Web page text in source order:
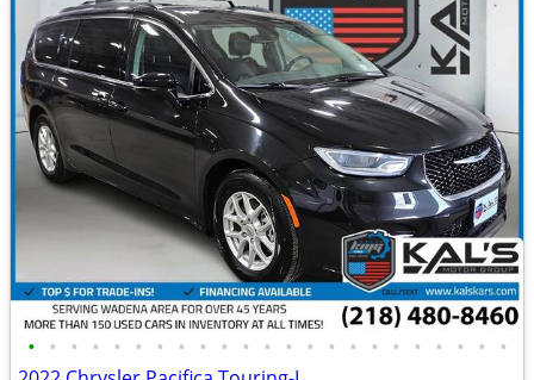
• • • • • • • • • • • • • • • • • • • • • • •